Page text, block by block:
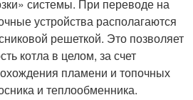
системы. При переводе на
устройства располагаются
решеткой. Это позволяет
котла в целом, за счет
пламени и топочных
и теплообменника.